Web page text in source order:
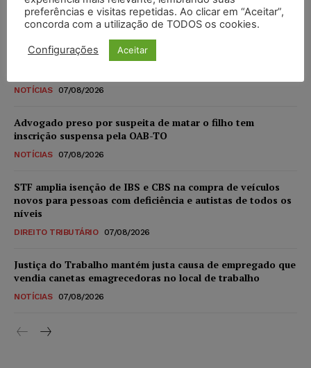
Carlos Henrique Abrão - 07/08/2026
Meta é alvo de denúncia após anúncios com conteúdo
sexual infantil gerado por IA circularem em suas
NOTÍCIAS 07/08/2026
Advogado preso por suspeita de matar o filho tem
inscrição suspensa pela OAB-TO
NOTÍCIAS 07/08/2026
STF amplia isenção de IBS e CBS na compra de veículos
novos para pessoas com deficiência e autistas de todos os
níveis
DIREITO TRIBUTÁRIO 07/08/2026
Justiça do Trabalho mantém justa causa de empregado que
vendia canetas emagrecedoras no local de trabalho
NOTÍCIAS 07/08/2026
preferências e visitas repetidas. Ao clicar em “Aceitar”,
concorda com a utilização de TODOS os cookies.
Configurações Aceitar